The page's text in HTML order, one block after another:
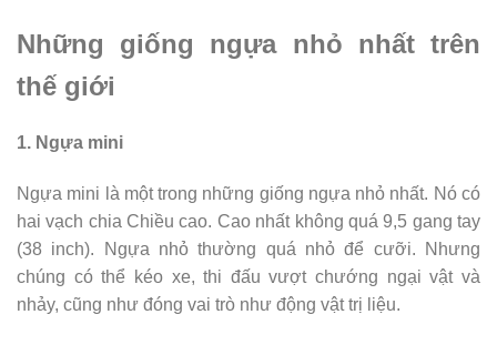
Những giống ngựa nhỏ nhất trên
thế giới
1. Ngựa mini
Ngựa mini là một trong những giống ngựa nhỏ nhất. Nó có
hai vạch chia Chiều cao. Cao nhất không quá 9,5 gang tay
(38 inch). Ngựa nhỏ thường quá nhỏ để cưỡi. Nhưng
chúng có thể kéo xe, thi đấu vượt chướng ngại vật và
nhảy, cũng như đóng vai trò như động vật trị liệu.